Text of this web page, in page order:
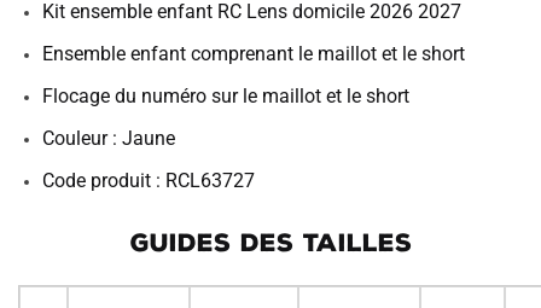
Kit ensemble enfant RC Lens domicile 2026 2027
Ensemble enfant comprenant le maillot et le short
Flocage du numéro sur le maillot et le short
Couleur : Jaune
Code produit : RCL63727
GUIDES DES TAILLES